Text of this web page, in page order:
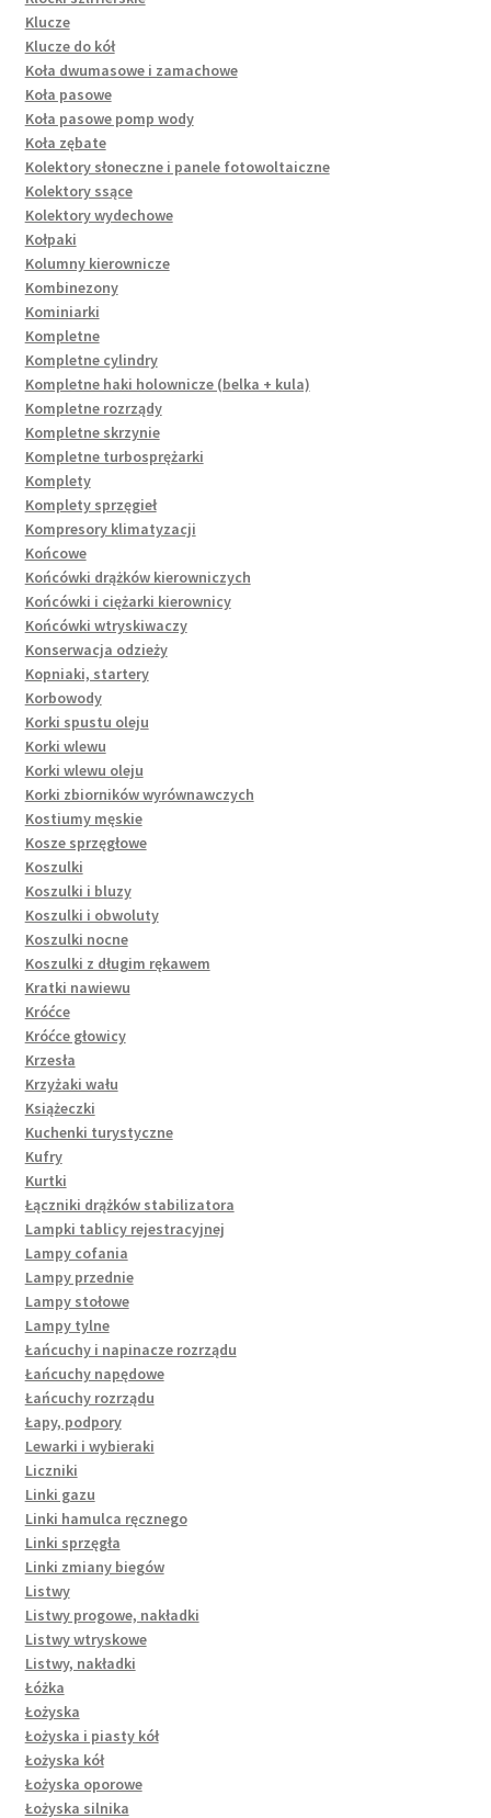
Klucze
Klucze do kół
Koła dwumasowe i zamachowe
Koła pasowe
Koła pasowe pomp wody
Koła zębate
Kolektory słoneczne i panele fotowoltaiczne
Kolektory ssące
Kolektory wydechowe
Kołpaki
Kolumny kierownicze
Kombinezony
Kominiarki
Kompletne
Kompletne cylindry
Kompletne haki holownicze (belka + kula)
Kompletne rozrządy
Kompletne skrzynie
Kompletne turbosprężarki
Komplety
Komplety sprzęgieł
Kompresory klimatyzacji
Końcowe
Końcówki drążków kierowniczych
Końcówki i ciężarki kierownicy
Końcówki wtryskiwaczy
Konserwacja odzieży
Kopniaki, startery
Korbowody
Korki spustu oleju
Korki wlewu
Korki wlewu oleju
Korki zbiorników wyrównawczych
Kostiumy męskie
Kosze sprzęgłowe
Koszulki
Koszulki i bluzy
Koszulki i obwoluty
Koszulki nocne
Koszulki z długim rękawem
Kratki nawiewu
Króćce
Króćce głowicy
Krzesła
Krzyżaki wału
Książeczki
Kuchenki turystyczne
Kufry
Kurtki
Łączniki drążków stabilizatora
Lampki tablicy rejestracyjnej
Lampy cofania
Lampy przednie
Lampy stołowe
Lampy tylne
Łańcuchy i napinacze rozrządu
Łańcuchy napędowe
Łańcuchy rozrządu
Łapy, podpory
Lewarki i wybieraki
Liczniki
Linki gazu
Linki hamulca ręcznego
Linki sprzęgła
Linki zmiany biegów
Listwy
Listwy progowe, nakładki
Listwy wtryskowe
Listwy, nakładki
Łóżka
Łożyska
Łożyska i piasty kół
Łożyska kół
Łożyska oporowe
Łożyska silnika